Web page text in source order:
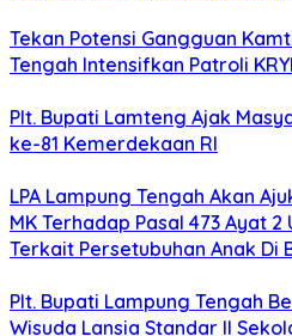
Tekan Potensi Gangguan
Tengah Intensifkan Patroli
Plt. Bupati Lamteng Ajak
ke-81 Kemerdekaan RI
LPA Lampung Tengah Akan
MK Terhadap Pasal 473 Ayat 2
Terkait Persetubuhan Anak Di
Plt. Bupati Lampung Tengah
Wisuda Lansia Standar II